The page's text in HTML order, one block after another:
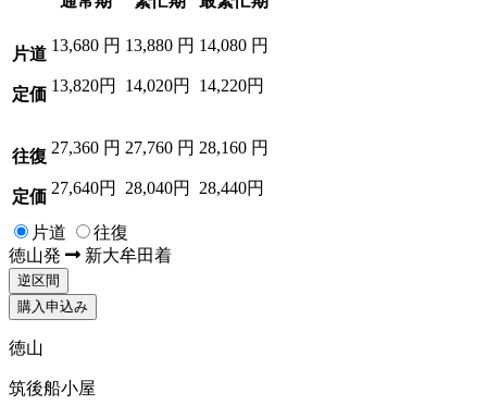
片道
定価
13,680 円
13,820円
13,880 円
14,020円
14,080 円
14,220円
往復
定価
27,360 円
27,640円
27,760 円
28,040円
28,160 円
28,440円
片道
往復
徳山発 新大牟田着
逆区間
購入申込み
徳山
筑後船小屋